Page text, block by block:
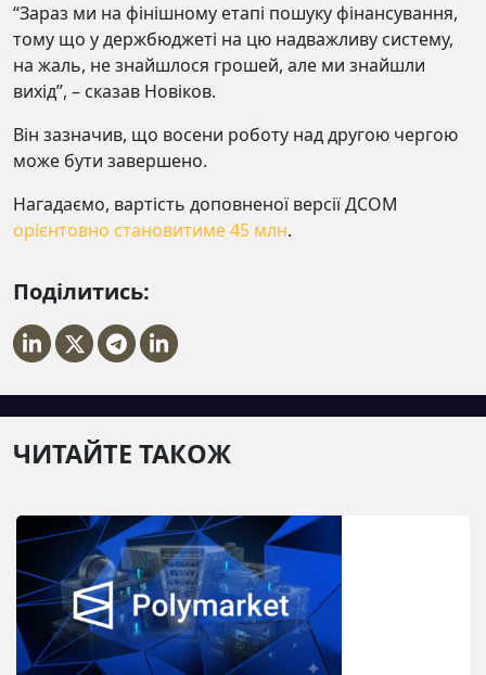
“Зараз ми на фінішному етапі пошуку фінансування,
тому що у держбюджеті на цю надважливу систему,
на жаль, не знайшлося грошей, але ми знайшли
вихід”, – сказав Новіков.
Він зазначив, що восени роботу над другою чергою
може бути завершено.
Нагадаємо, вартість доповненої версії ДСОМ
орієнтовно становитиме 45 млн.
Поділитись:
ЧИТАЙТЕ ТАКОЖ